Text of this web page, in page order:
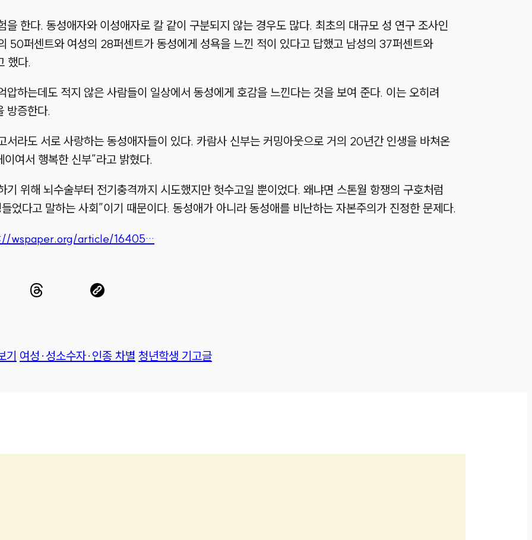
한다. 동성애자와 이성애자로 칼 같이 구분되지 않는 경우도 많다. 최초의 대규모 성 연구 조사인
50퍼센트와 여성의 28퍼센트가 동성에게 성욕을 느낀 적이 있다고 답했고 남성의 37퍼센트와
했다.
하는데도 적지 않은 사람들이 일상에서 동성에게 호감을 느낀다는 것을 보여 준다. 이는 오히려
방증한다.
서라도 서로 사랑하는 동성애자들이 있다. 카람사 신부는 커밍아웃으로 거의 20년간 인생을 바쳐온
여서 행복한 신부”라고 밝혔다.
위해 뇌수술부터 전기충격까지 시도했지만 헛수고일 뿐이었다. 왜냐면 스톤월 항쟁의 구호처럼
었다고 말하는 사회”이기 때문이다. 동성애가 아니라 동성애를 비난하는 자본주의가 진정한 문제다.
wspaper.org/article/16405…
기 여성·성소수자·인종 차별 청년학생 기고글